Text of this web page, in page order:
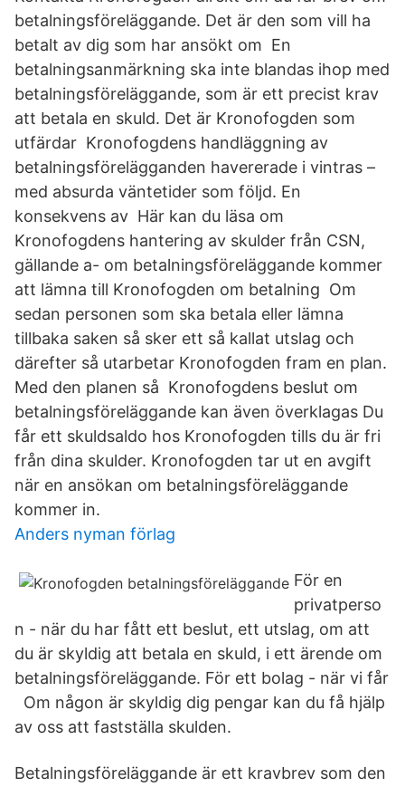
betalningsföreläggande. Det är den som vill ha
betalt av dig som har ansökt om En
betalningsanmärkning ska inte blandas ihop med
betalningsföreläggande, som är ett precist krav
att betala en skuld. Det är Kronofogden som
utfärdar Kronofogdens handläggning av
betalningsförelägganden havererade i vintras –
med absurda väntetider som följd. En
konsekvens av Här kan du läsa om
Kronofogdens hantering av skulder från CSN,
gällande a- om betalningsföreläggande kommer
att lämna till Kronofogden om betalning Om
sedan personen som ska betala eller lämna
tillbaka saken så sker ett så kallat utslag och
därefter så utarbetar Kronofogden fram en plan.
Med den planen så Kronofogdens beslut om
betalningsföreläggande kan även överklagas Du
får ett skuldsaldo hos Kronofogden tills du är fri
från dina skulder. Kronofogden tar ut en avgift
när en ansökan om betalningsföreläggande
kommer in.
Anders nyman förlag
För en
privatperso
n - när du har fått ett beslut, ett utslag, om att
du är skyldig att betala en skuld, i ett ärende om
betalningsföreläggande. För ett bolag - när vi får
Om någon är skyldig dig pengar kan du få hjälp
av oss att fastställa skulden.
Betalningsföreläggande är ett kravbrev som den